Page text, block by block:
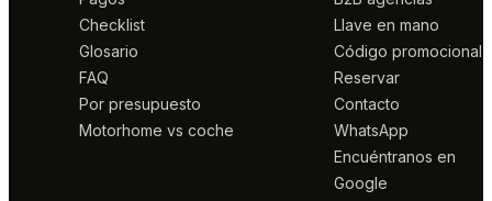
Checklist
Glosario
FAQ
Por presupuesto
Motorhome vs coche
Llave en mano
Código promocional
Reservar
Contacto
WhatsApp
Encuéntranos en
Google